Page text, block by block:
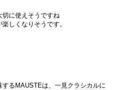
切に使えそうですね
しくなりそうです。
るMAUSTEは、一見クラシカルに